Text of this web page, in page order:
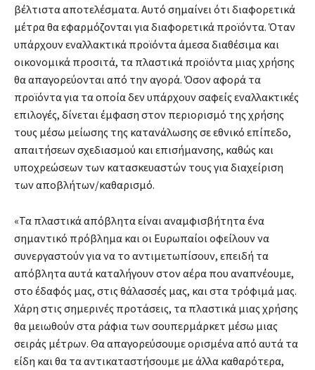
βέλτιστα αποτελέσματα. Αυτό σημαίνει ότι διαφορετικά
μέτρα θα εφαρμόζονται για διαφορετικά προϊόντα. Όταν
υπάρχουν εναλλακτικά προϊόντα άμεσα διαθέσιμα και
οικονομικά προσιτά, τα πλαστικά προϊόντα μιας χρήσης
θα απαγορεύονται από την αγορά. Όσον αφορά τα
προϊόντα για τα οποία δεν υπάρχουν σαφείς εναλλακτικές
επιλογές, δίνεται έμφαση στον περιορισμό της χρήσης
τους μέσω μείωσης της κατανάλωσης σε εθνικό επίπεδο,
απαιτήσεων σχεδιασμού και επισήμανσης, καθώς και
υποχρεώσεων των κατασκευαστών τους για διαχείριση
των αποβλήτων/καθαρισμό.
«Τα πλαστικά απόβλητα είναι αναμφισβήτητα ένα
σημαντικό πρόβλημα και οι Ευρωπαίοι οφείλουν να
συνεργαστούν για να το αντιμετωπίσουν, επειδή τα
απόβλητα αυτά καταλήγουν στον αέρα που αναπνέουμε,
στο έδαφός μας, στις θάλασσές μας, και στα τρόφιμά μας.
Χάρη στις σημερινές προτάσεις, τα πλαστικά μιας χρήσης
θα μειωθούν στα ράφια των σουπερμάρκετ μέσω μιας
σειράς μέτρων. Θα απαγορεύσουμε ορισμένα από αυτά τα
είδη και θα τα αντικαταστήσουμε με άλλα καθαρότερα,